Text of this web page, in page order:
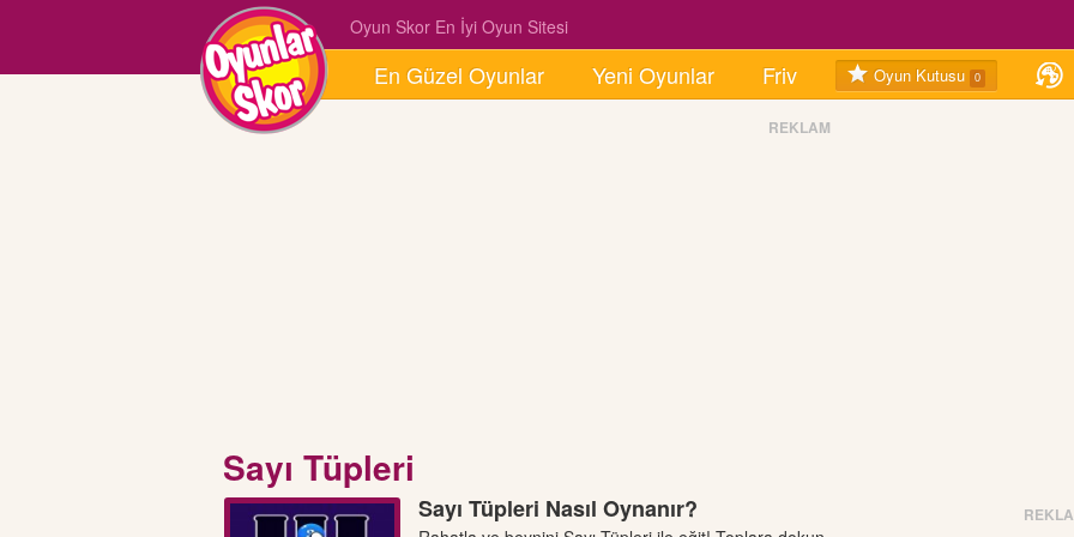
En Güzel Oyunlar Yeni Oyunlar Friv Oyun Kutusu 0
Oyun Skor En İyi Oyun Sitesi
REKLAM
Sayı Tüpleri
Sayı Tüpleri Nasıl Oynanır?